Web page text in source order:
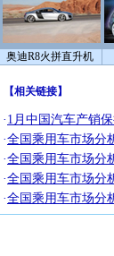
奥迪R8火拼直升机
【相关链接】
· 1月中国汽车产销
·全国乘用车市场分
·全国乘用车市场分
·全国乘用车市场分
·全国乘用车市场分